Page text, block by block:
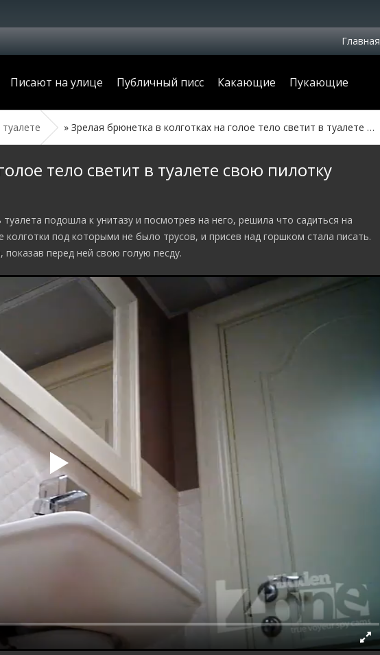
Главная
Писают на улице Публичный писс Какающие Пукающие
» Зрелая брюнетка в колготках на голое тело светит в туалете свою пилотку
тело светит в туалете свою пилотку
подошла к унитазу и посмотрев на него, решила что садиться на
под которыми не было трусов, и присев над горшком стала писать.
перед ней свою голую песду.